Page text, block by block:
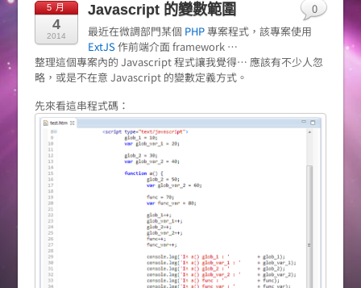
5 月
4
2014
Javascript 的變數範圍
最近在微調部門某個 PHP專案程式，該專案使用
ExtJS作前端介面 framework …
整理這個專案內的 Javascript 程式讓我覺得… 應該有不少人忽
略，或是不在意 Javascript 的變數定義方式。
先來看這串程式碼：
0